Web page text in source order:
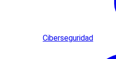
Ciberseguridad